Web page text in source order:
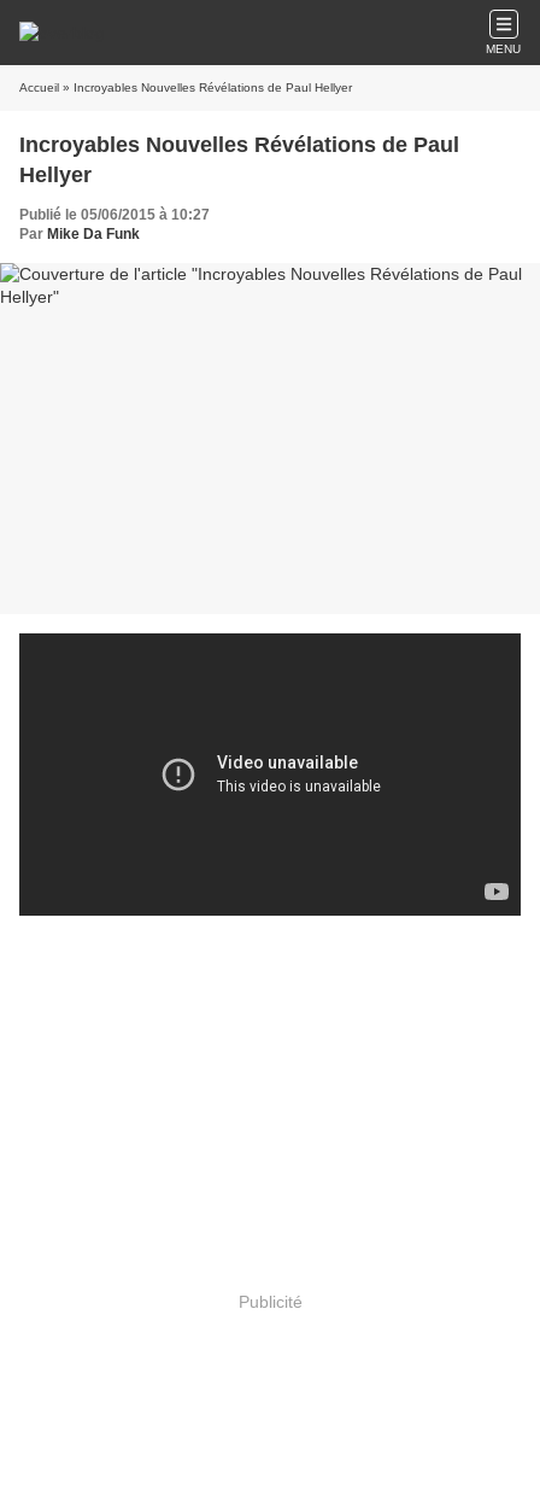
MENU
Accueil » Incroyables Nouvelles Révélations de Paul Hellyer
Incroyables Nouvelles Révélations de Paul
Hellyer
Publié le 05/06/2015 à 10:27
Par Mike Da Funk
Publicité